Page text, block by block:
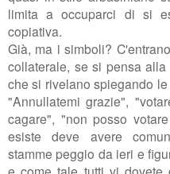
limita a occuparci di si
copiativa.
Già, ma i simboli?
collaterale, se si pensa
che si rivelano spiegando
"Annullatemi grazie",
cagare", "non posso
esiste deve avere
stamme peggio da ieri e